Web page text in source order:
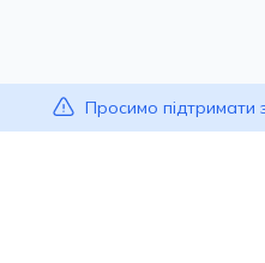
Просимо підтримати